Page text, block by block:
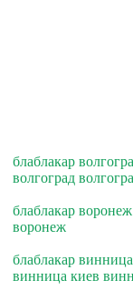
блаблакар
волгоград
блаблакар
воронеж
блаблакар
винница киев